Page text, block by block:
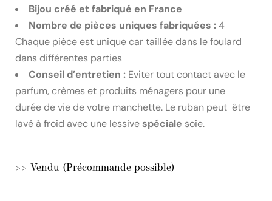
Bijou créé et fabriqué en France
Nombre de pièces uniques fabriquées :4
Chaque pièce est unique car taillée dans le foulard
dans différentes parties
Conseil d’entretien : Eviter tout contact avec le
parfum, crèmes et produits ménagers pour une
durée de vie de votre manchette. Le ruban peut être
lavé à froid avec une lessive spéciale soie.
>> Vendu (Précommande possible)